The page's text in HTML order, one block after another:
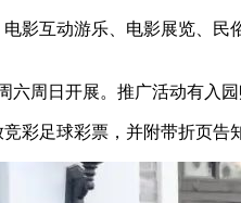
影互动游乐、电影展览、
六周日开展。推广活动有入
彩足球彩票，并附带折页告